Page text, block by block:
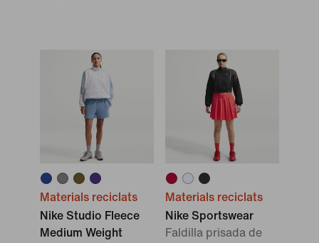
Materials reciclats
Nike Studio Fleece
Medium Weight
Materials reciclats
Nike Sportswear
Faldilla prisada de